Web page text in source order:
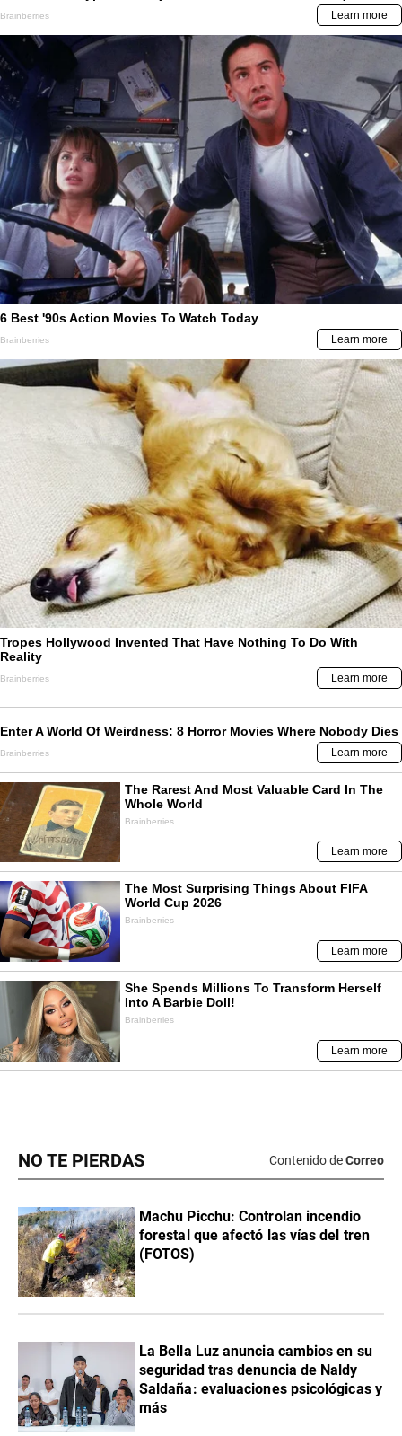
NO TE PIERDAS Contenido deCorreo
Machu Picchu: Controlan incendio
forestal que afectó las vías del tren
(FOTOS)
La Bella Luz anuncia cambios en su
seguridad tras denuncia de Naldy
Saldaña: evaluaciones psicológicas y
más